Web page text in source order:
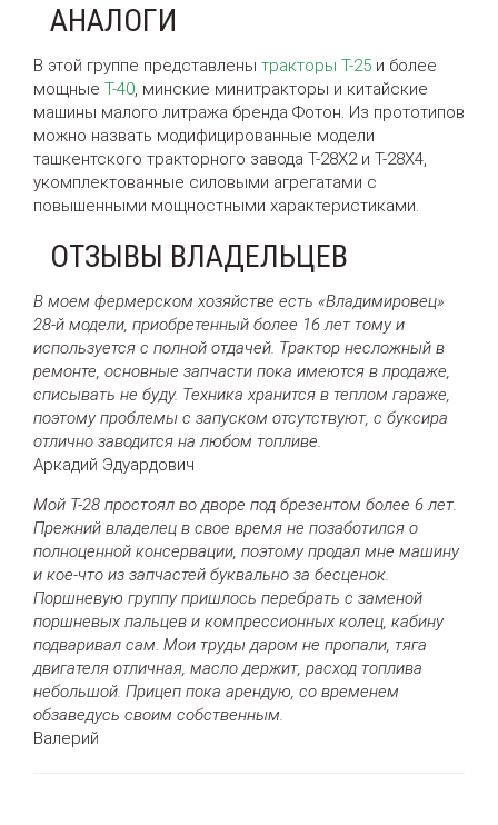
АНАЛОГИ
В этой группе представлены тракторы Т-25 и более
мощные Т-40, минские минитракторы и китайские
машины малого литража бренда Фотон. Из прототипов
можно назвать модифицированные модели
ташкентского тракторного завода Т-28Х2 и Т-28Х4,
укомплектованные силовыми агрегатами с
повышенными мощностными характеристиками.
ОТЗЫВЫ ВЛАДЕЛЬЦЕВ
В моем фермерском хозяйстве есть «Владимировец»
28-й модели, приобретенный более 16 лет тому и
используется с полной отдачей. Трактор несложный в
ремонте, основные запчасти пока имеются в продаже,
списывать не буду. Техника хранится в теплом гараже,
поэтому проблемы с запуском отсутствуют, с буксира
отлично заводится на любом топливе.
Аркадий Эдуардович
Мой Т-28 простоял во дворе под брезентом более 6 лет.
Прежний владелец в свое время не позаботился о
полноценной консервации, поэтому продал мне машину
и кое-что из запчастей буквально за бесценок.
Поршневую группу пришлось перебрать с заменой
поршневых пальцев и компрессионных колец, кабину
подваривал сам. Мои труды даром не пропали, тяга
двигателя отличная, масло держит, расход топлива
небольшой. Прицеп пока арендую, со временем
обзаведусь своим собственным.
Валерий